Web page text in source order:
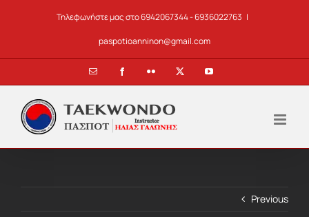
Τηλεφωνήστε μας στο 6942067344 - 6936022763 |
paspotioanninon@gmail.com
Email FacebookFlickr YouTube
Previous